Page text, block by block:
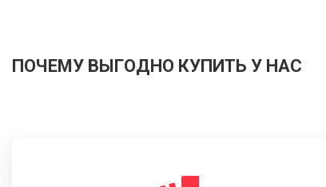
ПОЧЕМУ ВЫГОДНО КУПИТЬ У НАС